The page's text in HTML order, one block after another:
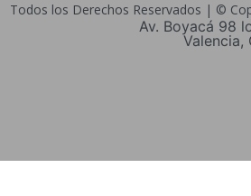
Todos los Derechos Reservados | ©
Av. Boyacá 98
Valencia,